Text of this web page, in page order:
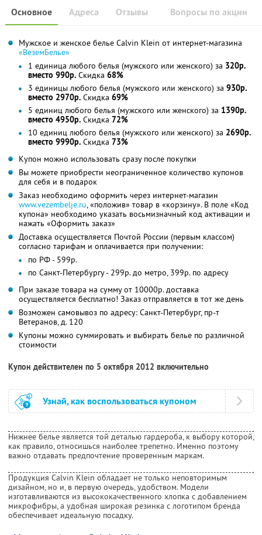
Основное Отзывы Вопросы по акции
Адреса
Мужское и женское белье Calvin Klein от интернет-магазина
«ВеземБелье»
1 единица любого белья (мужского или женского) за 320р.
вместо 990р. Скидка 68%
3 единицы любого белья (мужского или женского) за 930р.
вместо 2970р. Скидка 69%
5 единиц любого белья (мужского или женского) за 1390р.
вместо 4950р. Скидка 72%
10 единиц любого белья (мужского или женского) за 2690р.
вместо 9990р. Скидка 73%
Купон можно использовать сразу после покупки
Вы можете приобрести неограниченное количество купонов
для себя и в подарок
Заказ необходимо оформить через интернет-магазин
www.vezembelje.ru, «положив» товар в «корзину». В поле «Код
купона» необходимо указать восьмизначный код активации и
нажать «Оформить заказ»
Доставка осуществляется Почтой России (первым классом)
согласно тарифам и оплачивается при получении:
по РФ - 599р.
по Санкт-Петербургу - 299р. до метро, 399р. по адресу
При заказе товара на сумму от 10000р. доставка
осуществляется бесплатно! Заказ отправляется в тот же день
Возможен самовывоз по адресу: Санкт-Петербург, пр-т
Ветеранов, д. 120
Купоны можно суммировать и выбирать белье по различной
стоимости
Купон действителен по 5 октября 2012 включительно
Узнай, как воспользоваться купоном
Нижнее белье является той деталью гардероба, к выбору которой,
как правило, относишься наиболее трепетно. Именно поэтому
важно отдавать предпочтение проверенным маркам.
Продукция Calvin Klein обладает не только неповторимым
дизайном, но и, в первую очередь, удобством. Модели
изготавливаются из высококачественного хлопка с добавлением
микрофибры, а удобная широкая резинка с логотипом бренда
обеспечивает идеальную посадку.